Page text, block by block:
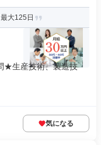
大125日
★生産技術、製造技
気になる